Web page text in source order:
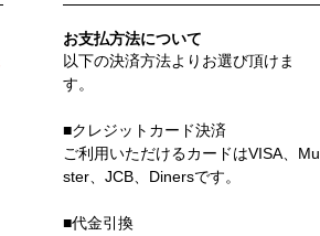
お支払方法について
以下の決済方法よりお選び頂けま
す。
■クレジットカード決済
ご利用いただけるカードはVISA、Mu
ster、JCB、Dinersです。
■代金引換